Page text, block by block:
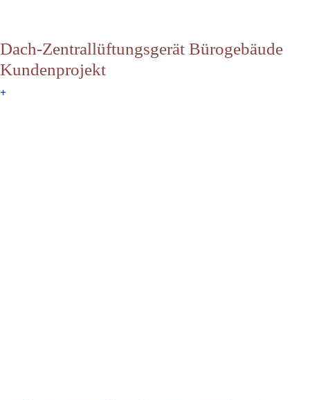
Dach-Zentrallüftungsgerät Bürogebäude
Kundenprojekt
+